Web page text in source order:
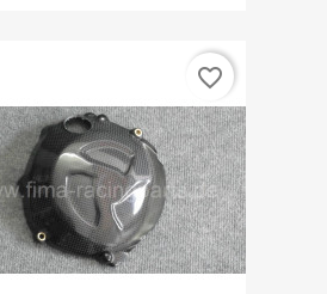
favorite_border